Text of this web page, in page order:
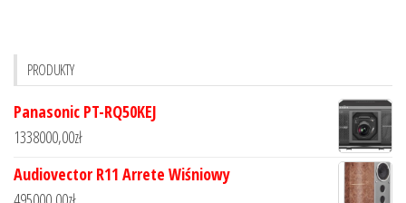
PRODUKTY
Panasonic PT-RQ50KEJ
1338000,00zł
Audiovector R11 Arrete Wiśniowy